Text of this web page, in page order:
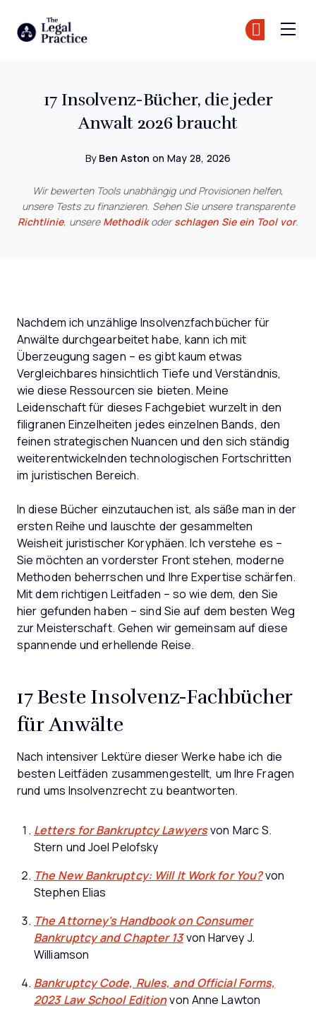
17 Insolvenz-Bücher, die jeder
Anwalt 2026 braucht
By Ben Aston on May 28, 2026
Wir bewerten Tools unabhängig und Provisionen helfen,
unsere Tests zu finanzieren. Sehen Sie unsere transparente
Richtlinie, unsere Methodikoderschlagen Sie ein Tool vor.
Nachdem ich unzählige Insolvenzfachbücher für
Anwälte durchgearbeitet habe, kann ich mit
Überzeugung sagen – es gibt kaum etwas
Vergleichbares hinsichtlich Tiefe und Verständnis,
wie diese Ressourcen sie bieten. Meine
Leidenschaft für dieses Fachgebiet wurzelt in den
filigranen Einzelheiten jedes einzelnen Bands, den
feinen strategischen Nuancen und den sich ständig
weiterentwickelnden technologischen Fortschritten
im juristischen Bereich.
In diese Bücher einzutauchen ist, als säße man in der
ersten Reihe und lauschte der gesammelten
Weisheit juristischer Koryphäen. Ich verstehe es –
Sie möchten an vorderster Front stehen, moderne
Methoden beherrschen und Ihre Expertise schärfen.
Mit dem richtigen Leitfaden – so wie dem, den Sie
hier gefunden haben – sind Sie auf dem besten Weg
zur Meisterschaft. Gehen wir gemeinsam auf diese
spannende und erhellende Reise.
17 Beste Insolvenz-Fachbücher
für Anwälte
Nach intensiver Lektüre dieser Werke habe ich die
besten Leitfäden zusammengestellt, um Ihre Fragen
rund ums Insolvenzrecht zu beantworten.
Letters for Bankruptcy Lawyersvon Marc S.
Stern und Joel Pelofsky
The New Bankruptcy: Will It Work for You?von
Stephen Elias
The Attorney's Handbook on Consumer
Bankruptcy and Chapter 13von Harvey J.
Williamson
Bankruptcy Code, Rules, and Official Forms,
2023 Law School Editionvon Anne Lawton